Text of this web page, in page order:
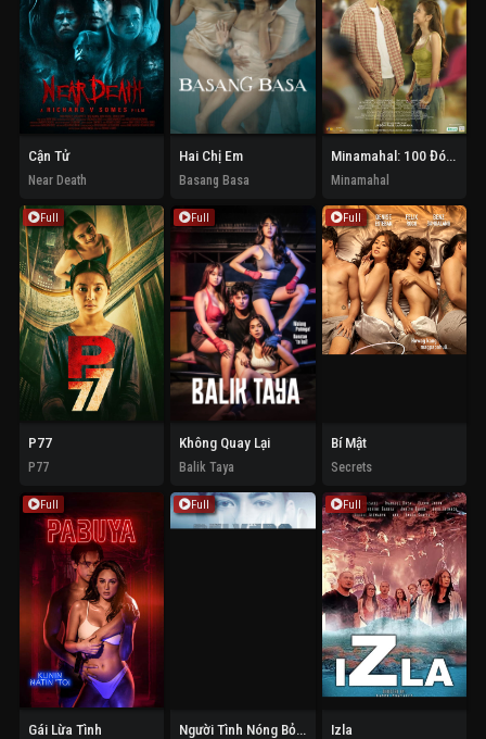
Cận Tử
Near Death
Hai Chị Em
Basang Basa
Minamahal: 100 Đóa Hoa Dành Cho Luna
Minamahal
Full
P77
P77
Full
Không Quay Lại
Balik Taya
Full
Bí Mật
Secrets
Full
Gái Lừa Tình
Full
Người Tình Nóng Bỏng
Full
Izla